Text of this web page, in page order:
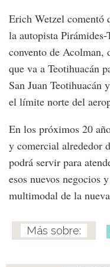
Erich Wetzel comentó
la autopista
convento de Acolman,
que va a Teotihuacán
San Juan Teotihuacán
el límite norte del
En los próximos 20
y comercial alrededor
podrá servir para
esos nuevos negocios
multimodal de la